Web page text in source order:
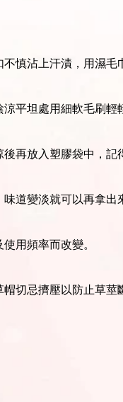
慎沾上汗漬，用濕毛
平坦處用細軟毛刷輕
再放入塑膠袋中，記
道變淡就可以再拿出
用頻率而改變。
切忌擠壓以防止草莖